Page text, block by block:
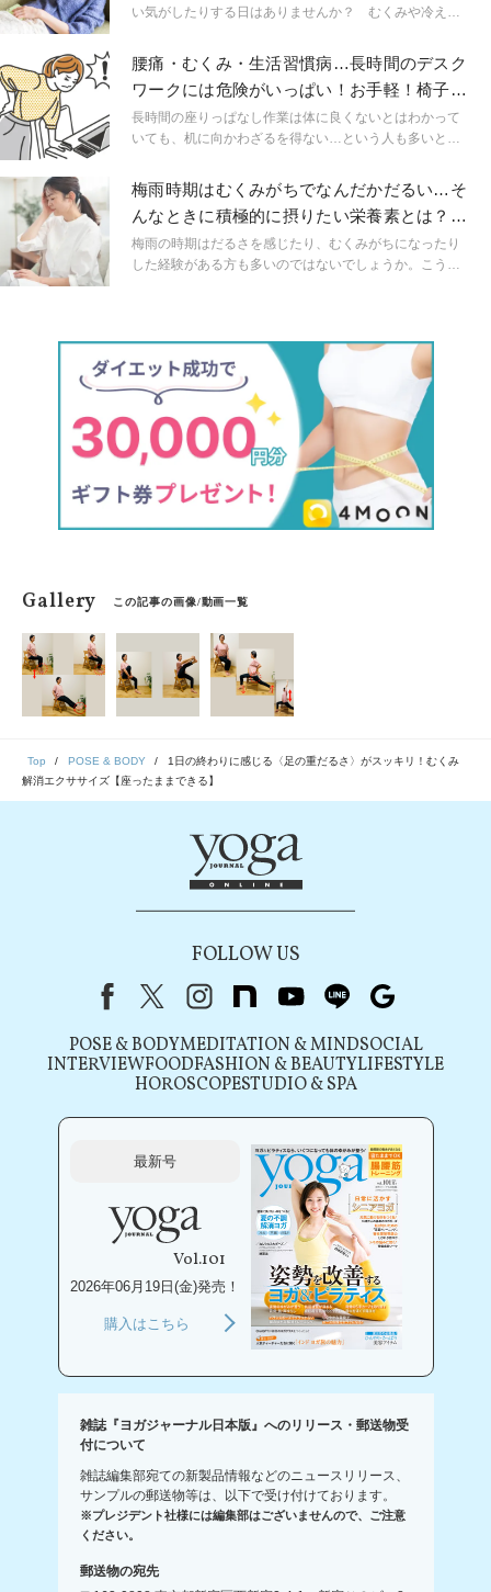
い気がしたりする日はありませんか？ むくみや冷えの
ません。今回は巡りを良くするポイントを刺激するヨガ
ストレッチをご紹介します。
腰痛・むくみ・生活習慣病…長時間のデスク
ワークには危険がいっぱい！お手軽！椅子ス
トレッチで対策
長時間の座りっぱなし作業は体に良くないとはわかって
いても、机に向かわざるを得ない…という人も多いと思
レッチをご紹介。長時間のデスクワークからくる腰痛や
下半身のむくみをすっきりさせましょう。
梅雨時期はむくみがちでなんだかだるい…そ
んなときに積極的に摂りたい栄養素とは？管
理栄養士が提案
梅雨の時期はだるさを感じたり、むくみがちになったり
した経験がある方も多いのではないでしょうか。こうい
識して補填したい栄養素について解説します。
Gallery この記事の画像/動画一覧
Top POSE & BODY
1日の終わりに感じる〈足の重だるさ〉がスッキリ！むくみ
解消エクササイズ【座ったままできる】
FOLLOW US
FacebookX（旧Twitter）
instagram
note youtubeline
POSE & BODYMEDITATION & MINDSOCIAL
INTERVIEWFOODFASHION & BEAUTYLIFESTYLE
HOROSCOPESTUDIO & SPA
最新号
Vol.101
2026年06月19日(金)発売！
購入はこちら
雑誌『ヨガジャーナル日本版』へのリリース・郵送物受
付について
雑誌編集部宛ての新製品情報などのニュースリリース、
サンプルの郵送物等は、以下で受け付けております。
※プレジデント社様には編集部はございませんので、ご注意
ください。
郵送物の宛先